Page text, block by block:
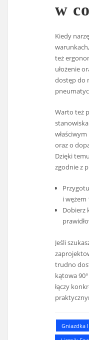
w
Kiedy
też
ułożenie
dostęp do
Warto też
oraz o
Dzięki
zgodnie z
i wężem
Dobierz
Jeśli
trudno
kątowa
łączy
Gniazdka